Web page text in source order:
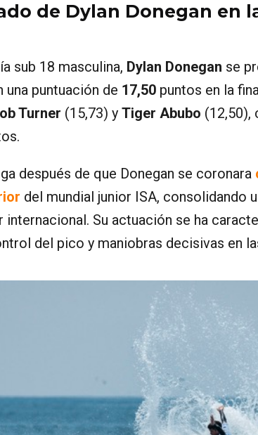
de Dylan Donegan en
sub 18 masculina, Dylan Donegan se
una puntuación de 17,50 puntos en la
Turner (15,73) y Tiger Abubo (12,50),
después de que Donegan se coronara
del mundial junior ISA, consolidando
internacional. Su actuación se ha
del pico y maniobras decisivas en